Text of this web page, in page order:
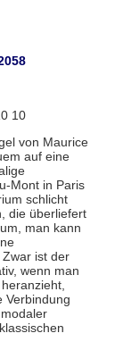
10
von Maurice
auf eine
Mont in Paris
schlicht
die überliefert
man kann
ist der
wenn man
Verbindung